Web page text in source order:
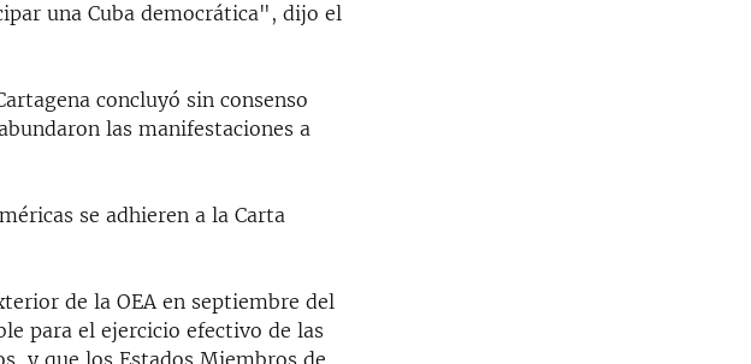
una Cuba democrática", dijo el
concluyó sin consenso
las manifestaciones a
se adhieren a la Carta
de la OEA en septiembre del
para el ejercicio efectivo de las